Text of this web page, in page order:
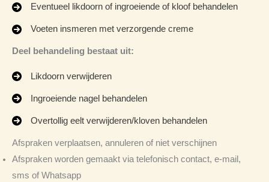
Eventueel likdoorn of ingroeiende of kloof behandelen
Voeten insmeren met verzorgende creme
Deel behandeling bestaat uit:
Likdoorn verwijderen
Ingroeiende nagel behandelen
Overtollig eelt verwijderen/kloven behandelen
Afspraken verplaatsen, annuleren of niet verschijnen
Afspraken worden gemaakt via telefonisch contact, e-mail,
sms of Whatsapp